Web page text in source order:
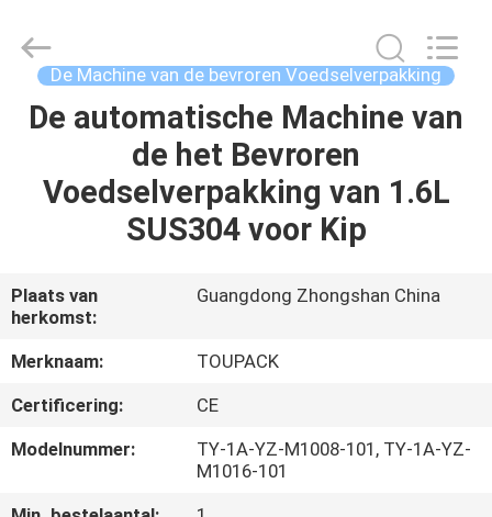
THUIS
PRODUCTEN
ONS
RONDLEIDING
DOOR
DE
Reserved.
De Machine van de bevroren Voedselverpakking
De automatische Machine van
de het Bevroren
Voedselverpakking van 1.6L
SUS304 voor Kip
Plaats van
herkomst:
Guangdong Zhongshan China
Merknaam:
TOUPACK
Certificering:
CE
Modelnummer:
TY-1A-YZ-M1008-101, TY-1A-YZ-
M1016-101